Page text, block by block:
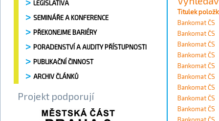
LEGISLATIVA
SEMINÁŘE A KONFERENCE
PŘEKONEJME BARIÉRY
PORADENSTVÍ A AUDITY PŘÍSTUPNOSTI
PUBLIKAČNÍ ČINNOST
ARCHIV ČLÁNKŮ
Projekt podporují
Vyhledávání
Vyhledat
Kontakty
Město
Přístupnost
Titulek
Bankomat ČS
Bankomat ČS
Bankomat ČS
Bankomat ČS
Bankomat ČS
Bankomat ČS
Bankomat ČS
Bankomat ČS
Bankomat ČS